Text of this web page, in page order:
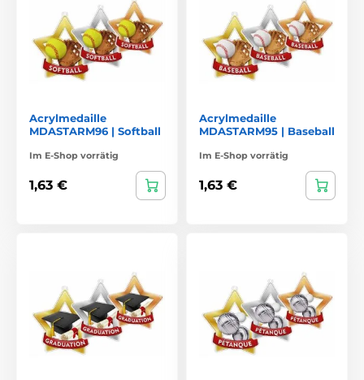
Acrylmedaille
MDASTARM96 | Softball
Im E-Shop vorrätig
1,63 €
Acrylmedaille
MDASTARM95 | Baseball
Im E-Shop vorrätig
1,63 €